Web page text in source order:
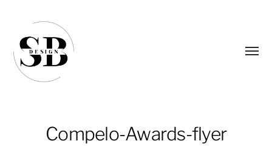
Compelo-Awards-flyer